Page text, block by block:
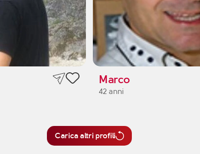
Marco
42 anni
Carica altri profili